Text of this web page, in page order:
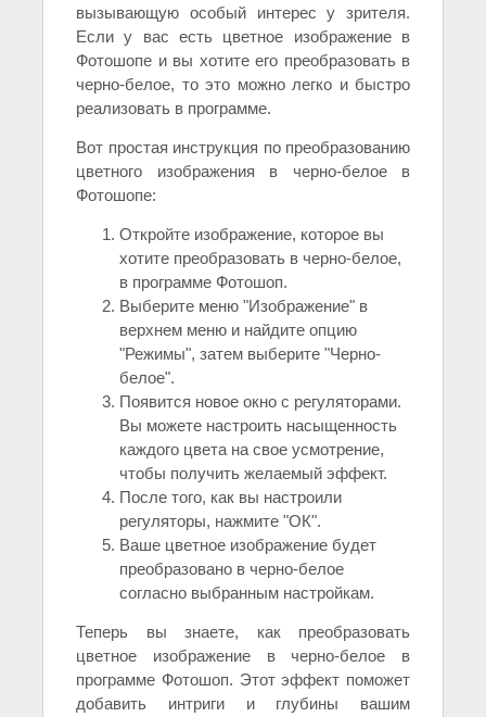
вызывающую особый интерес у зрителя.
Если у вас есть цветное изображение в
Фотошопе и вы хотите его преобразовать в
черно-белое, то это можно легко и быстро
реализовать в программе.
Вот простая инструкция по преобразованию
цветного изображения в черно-белое в
Фотошопе:
Откройте изображение, которое вы
хотите преобразовать в черно-белое,
в программе Фотошоп.
Выберите меню "Изображение" в
верхнем меню и найдите опцию
"Режимы", затем выберите "Черно-
белое".
Появится новое окно с регуляторами.
Вы можете настроить насыщенность
каждого цвета на свое усмотрение,
чтобы получить желаемый эффект.
После того, как вы настроили
регуляторы, нажмите "ОК".
Ваше цветное изображение будет
преобразовано в черно-белое
согласно выбранным настройкам.
Теперь вы знаете, как преобразовать
цветное изображение в черно-белое в
программе Фотошоп. Этот эффект поможет
добавить интриги и глубины вашим